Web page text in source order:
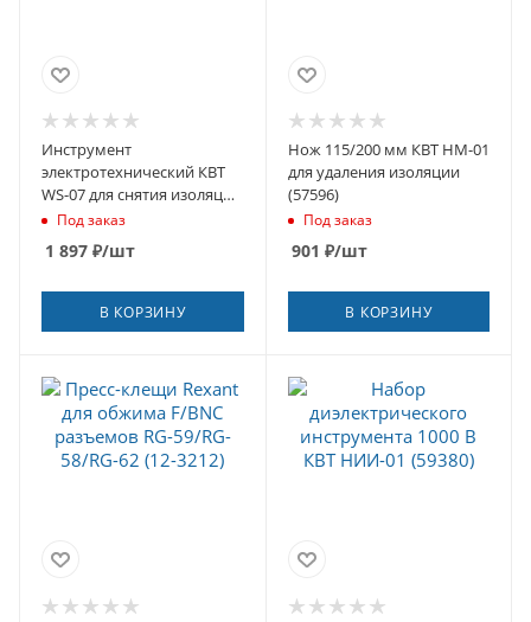
Инструмент
электротехнический КВТ
WS-07 для снятия изоляции
(61670)
Под заказ
1 897 ₽/шт
В КОРЗИНУ
Нож 115/200 мм КВТ НМ-01
для удаления изоляции
(57596)
Под заказ
901 ₽/шт
В КОРЗИНУ